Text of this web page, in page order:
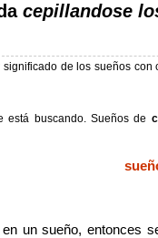
cepillandose
significado de los sueños con
buscando. Sueños de
en un sueño, entonces